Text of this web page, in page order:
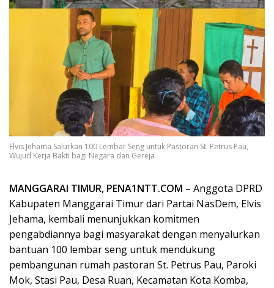
Elvis Jehama Salurkan 100 Lembar Seng untuk Pastoran St. Petrus Pau,
Wujud Kerja Bakti bagi Negara dan Gereja
MANGGARAI TIMUR, PENA1NTT.COM – Anggota DPRD
Kabupaten Manggarai Timur dari Partai NasDem, Elvis
Jehama, kembali menunjukkan komitmen
pengabdiannya bagi masyarakat dengan menyalurkan
bantuan 100 lembar seng untuk mendukung
pembangunan rumah pastoran St. Petrus Pau, Paroki
Mok, Stasi Pau, Desa Ruan, Kecamatan Kota Komba,